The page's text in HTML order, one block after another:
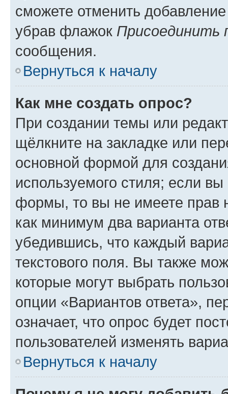
сможете отменить
убрав флажок Присоединить
сообщения.
Вернуться к началу
Как мне создать опрос?
При создании темы или
щёлкните на закладке или
основной формой для
используемого стиля; если
формы, то вы не имеете прав
как минимум два варианта
убедившись, что каждый
текстового поля. Вы также
которые могут выбрать
опции «Вариантов ответа»,
означает, что опрос будет
пользователей изменять
Вернуться к началу